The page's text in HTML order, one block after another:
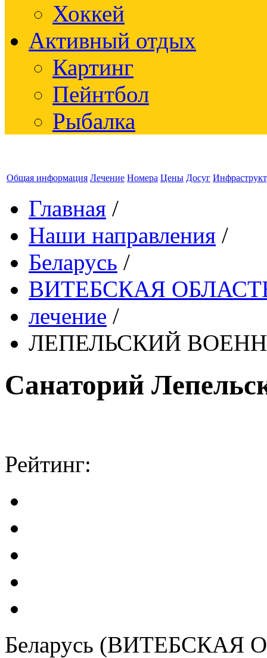
Хоккей
Активный отдых
Картинг
Пейнтбол
Рыбалка
Общая информация Лечение Номера Цены Досуг
Главная /
Наши направления /
Беларусь /
ВИТЕБСКАЯ
лечение /
ЛЕПЕЛЬСКИЙ
Санаторий
Рейтинг:
Беларусь (ВИТЕБСКАЯ